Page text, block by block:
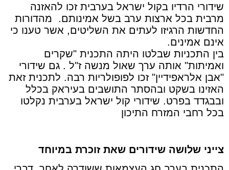
שידורי הרדיו בקול ישראל בערבית זכו להאזנה
מרבית בכל ארצות ערב בשל אמינותם. מהדורות
החדשות הרגיזו לעתים את השליטים, אשר טענו כי
אינם אמינים.
בין התכניות שבלטו היתה התכנית "שקרים
ואמיתות" אותה ערך שאול מנשה ז"ל . גם שידורי
"אבן אלראפידיין" זכו לפופולריות רבה. לתכנית זאת
האזינו בשקט ובהסתר התושבים בעיראק בכלל
ובבגדד בפרט. שידורי קול ישראל בערבית נקלטו
בכל רחבי המזרח התיכון
צייני שלושה שידורים שאת זוכרת במיוחד